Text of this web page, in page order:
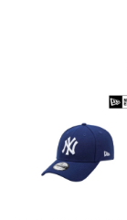
소재지